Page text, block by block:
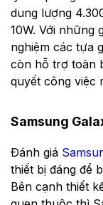
dung lượng
10W. Với những
nghiệm các tựa
còn hỗ trợ toàn
quyết công việc
Samsung
Đánh giá
thiết bị đáng để
Bên cạnh thiết